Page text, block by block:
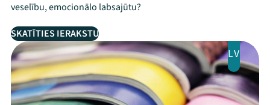
veselību, emocionālo labsajūtu?
SKATĪTIES IERAKSTU
LV